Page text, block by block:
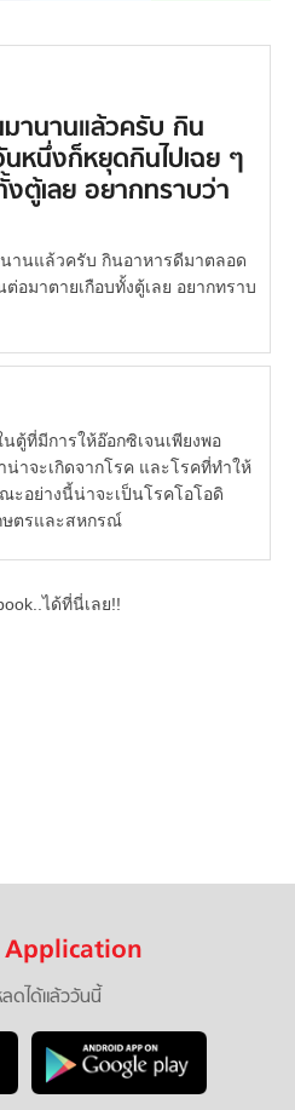
านานแล้วครับ กิน
หนึ่งก็หยุดกินไปเฉย ๆ
ตู้เลย อยากทราบว่า
านแล้วครับ กินอาหารดีมาตลอด
อมาตายเกือบทั้งตู้เลย อยากทราบ
ตู้ที่มีการให้อ๊อกซิเจนเพียงพอ
น่าจะเกิดจากโรค และโรคที่ทำให้
อย่างนี้น่าจะเป็นโรคโอโอดิ
ษตรและสหกรณ์
ได้ที่นี่เลย!!
ดได้แล้ววันนี้